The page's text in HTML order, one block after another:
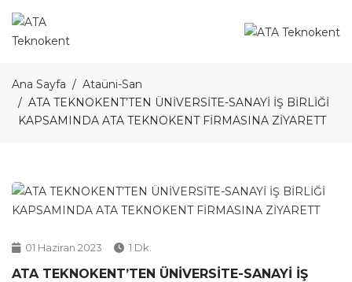
Ana Sayfa
Ataüni-San
ATA TEKNOKENT’TEN ÜNİVERSİTE-SANAYİ İŞ BİRLİĞİ
KAPSAMINDA ATA TEKNOKENT FİRMASINA ZİYARETT
01 Haziran 2023 1 Dk.
ATA TEKNOKENT’TEN ÜNİVERSİTE-SANAYİ İŞ